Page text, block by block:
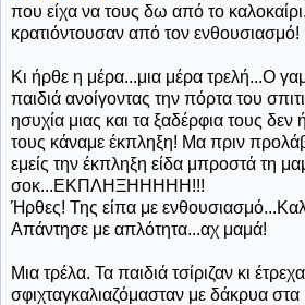
που είχα να τους δω από το
κρατιόντουσαν από τον ενθουσιασμό!
Κι ήρθε η μέρα...μια μέρα τρελή...Ο
παιδιά ανοίγοντας την πόρτα του
ησυχία μιας και τα ξαδέρφια τους δεν
τους κάναμε έκπληξη! Μα πριν
εμείς την έκπληξη είδα μπροστά τη
σοκ...ΕΚΠΛΗΞΗΗΗΗΗ!!!
Ήρθες! Της είπα με
Απάντησε με απλότητα...αχ μαμά!
Μια τρέλα. Τα παιδιά τσίριζαν κι
σφιχταγκαλιαζόμασταν με δάκρυα στα